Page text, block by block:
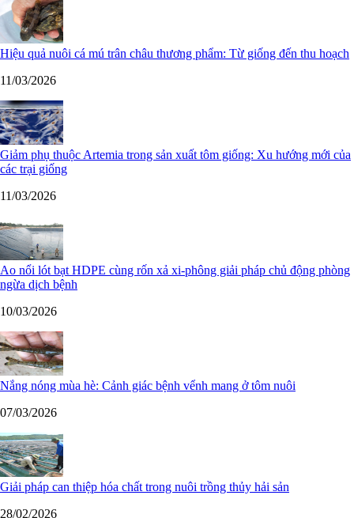
Hiệu quả nuôi cá mú trân châu thương phẩm: Từ giống đến thu hoạch
11/03/2026
Giảm phụ thuộc Artemia trong sản xuất tôm giống: Xu hướng mới của
các trại giống
11/03/2026
Ao nổi lót bạt HDPE cùng rốn xả xi-phông giải pháp chủ động phòng
ngừa dịch bệnh
10/03/2026
Nắng nóng mùa hè: Cảnh giác bệnh vểnh mang ở tôm nuôi
07/03/2026
Giải pháp can thiệp hóa chất trong nuôi trồng thủy hải sản
28/02/2026